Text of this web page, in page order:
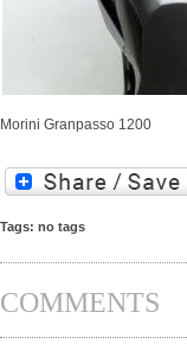
Morini Granpasso 1200
Tags: no tags
COMMENTS